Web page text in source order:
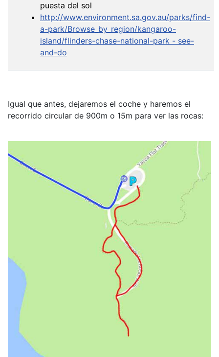
puesta del sol
http://www.environment.sa.gov.au/parks/find-
a-park/Browse_by_region/kangaroo-
island/flinders-chase-national-park - see-
and-do
Igual que antes, dejaremos el coche y haremos el
recorrido circular de 900m o 15m para ver las rocas: